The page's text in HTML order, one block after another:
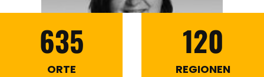
635
ORTE
120
REGIONEN